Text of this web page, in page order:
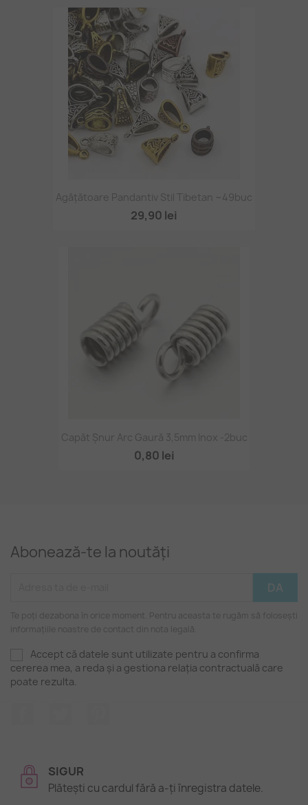
Agățătoare Pandantiv Stil Tibetan ~49buc
29,90 lei
Capăt Șnur Arc Gaură 3,5mm Inox -2buc
0,80 lei
Abonează-te la noutăți
Te poți dezabona în orice moment. Pentru aceasta te rugăm să folosești
informațiile noastre de contact din nota legală.
Accept că datele sunt utilizate pentru a confirma
cererea mea, a reda și a gestiona relația contractuală care
poate rezulta.
SIGUR
Plătești cu cardul fără a-ți înregistra datele.